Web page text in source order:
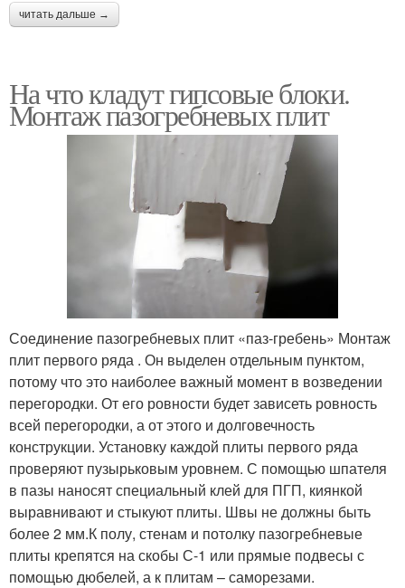
читать дальше →
На что кладут гипсовые блоки.
Монтаж пазогребневых плит
Соединение пазогребневых плит «паз-гребень» Монтаж
плит первого ряда . Он выделен отдельным пунктом,
потому что это наиболее важный момент в возведении
перегородки. От его ровности будет зависеть ровность
всей перегородки, а от этого и долговечность
конструкции. Установку каждой плиты первого ряда
проверяют пузырьковым уровнем. С помощью шпателя
в пазы наносят специальный клей для ПГП, киянкой
выравнивают и стыкуют плиты. Швы не должны быть
более 2 мм.К полу, стенам и потолку пазогребневые
плиты крепятся на скобы С-1 или прямые подвесы с
помощью дюбелей, а к плитам – саморезами.